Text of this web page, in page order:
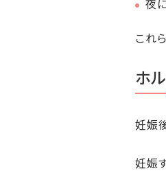
夜
これ
ホ
妊娠
妊娠